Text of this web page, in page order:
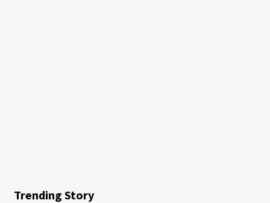
Trending Story